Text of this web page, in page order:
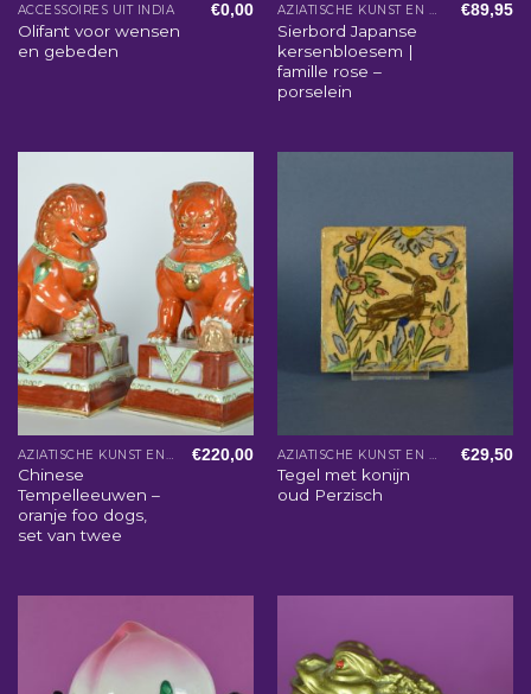
ACCESSOIRES UIT INDIA
Olifant voor wensen
en gebeden
€0,00 AZIATISCHE KUNST EN WOONACCESSOIRES
Sierbord Japanse
kersenbloesem |
famille rose –
porselein
€89,95
Chinese
Tempelleeuwen –
oranje foo dogs,
set van twee
€220,00
Tegel met konijn
oud Perzisch
€29,50